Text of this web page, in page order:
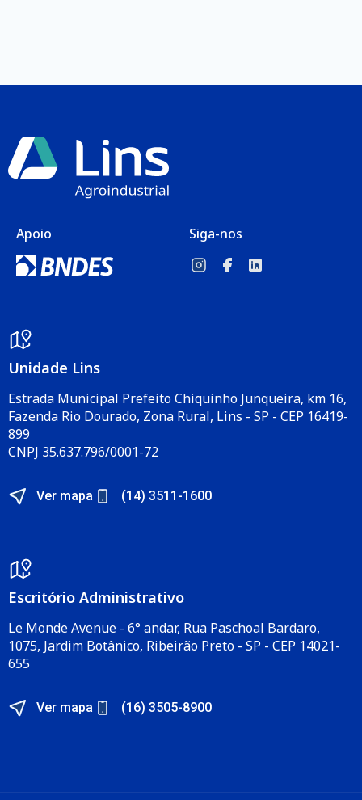
Apoio Siga-nos
Unidade Lins
Estrada Municipal Prefeito Chiquinho Junqueira, km 16,
Fazenda Rio Dourado, Zona Rural, Lins - SP - CEP 16419-
899
CNPJ 35.637.796/0001-72
Ver mapa (14) 3511-1600
Escritório Administrativo​
Le Monde Avenue - 6° andar, Rua Paschoal Bardaro,
1075, Jardim Botânico, Ribeirão Preto - SP - CEP 14021-
655​
Ver mapa (16) 3505-8900